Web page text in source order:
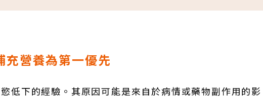
營養為第一優先
低下的經驗。其原因可能是來自於病情或藥物副作用的影